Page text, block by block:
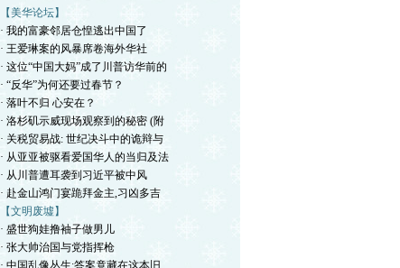
【美华论坛】
· 我的富豪邻居仓惶逃出中国了
· 王爱琳案的风暴席卷海外华社
· 这位“中国大妈”成了川普访华前的
· “反华”为何还要过春节？
· 落叶不归 心安在？
· 洛杉矶示威现场观察到的秘密 (附
· 关税贸易战: 世纪决斗中的诡辩与
· 从亚亚被驱看爱国华人的当归及法
· 从川普遭耳袭到习近平被中风
· 赴金山鸿门宴跪拜金主,习凶多吉
【文明废墟】
· 盛世狗娃撸袖子做男儿
· 张大帅治国与党指挥枪
· 中国乱像丛生:答案竟藏在这本旧